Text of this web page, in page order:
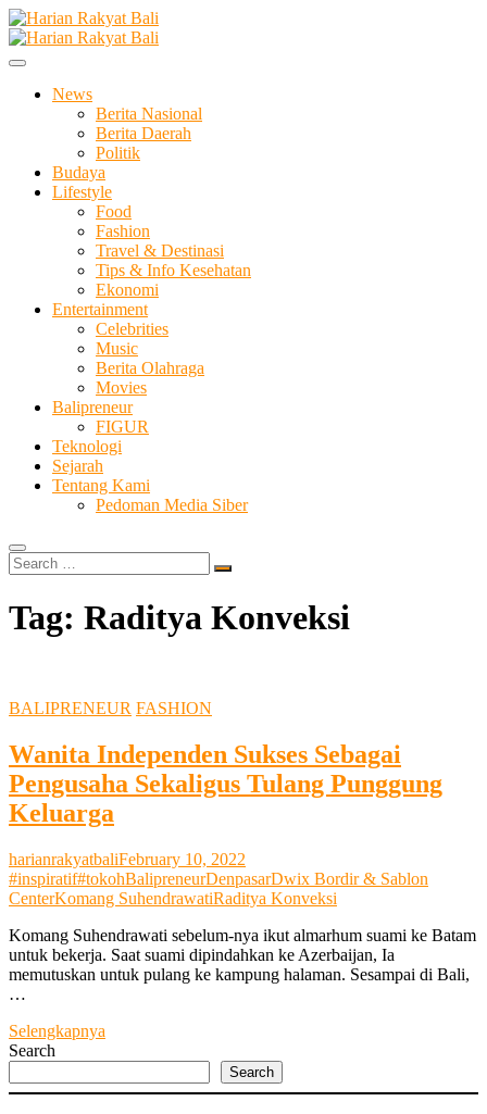
Skip
to
content
Harian Rakyat Bali
Membangun Semangat Kehidupan dan Berbangsa
News
Berita Nasional
Berita Daerah
Politik
Budaya
Lifestyle
Food
Fashion
Travel & Destinasi
Tips & Info Kesehatan
Ekonomi
Entertainment
Celebrities
Music
Berita Olahraga
Movies
Balipreneur
FIGUR
Teknologi
Sejarah
Tentang Kami
Pedoman Media Siber
Search
…
Tag: Raditya Konveksi
BALIPRENEUR FASHION
Wanita Independen Sukses Sebagai
Pengusaha Sekaligus Tulang Punggung
Keluarga
harianrakyatbaliFebruary 10, 2022
#inspiratif#tokohBalipreneurDenpasarDwix Bordir & Sablon
CenterKomang SuhendrawatiRaditya Konveksi
Komang Suhendrawati sebelum-nya ikut almarhum suami ke Batam
untuk bekerja. Saat suami dipindahkan ke Azerbaijan, Ia
memutuskan untuk pulang ke kampung halaman. Sesampai di Bali,
…
Selengkapnya
Sebagai
Search
Search